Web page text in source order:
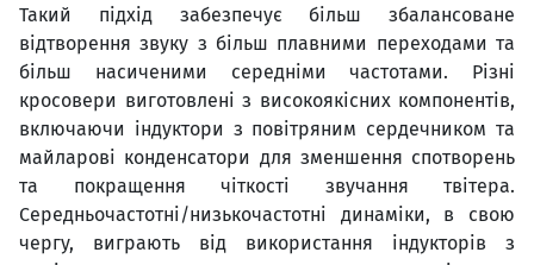
Такий підхід забезпечує більш збалансоване
відтворення звуку з більш плавними переходами та
більш насиченими середніми частотами. Різні
кросовери виготовлені з високоякісних компонентів,
включаючи індуктори з повітряним сердечником та
майларові конденсатори для зменшення спотворень
та покращення чіткості звучання твітера.
Середньочастотні/низькочастотні динаміки, в свою
чергу, виграють від використання індукторів з